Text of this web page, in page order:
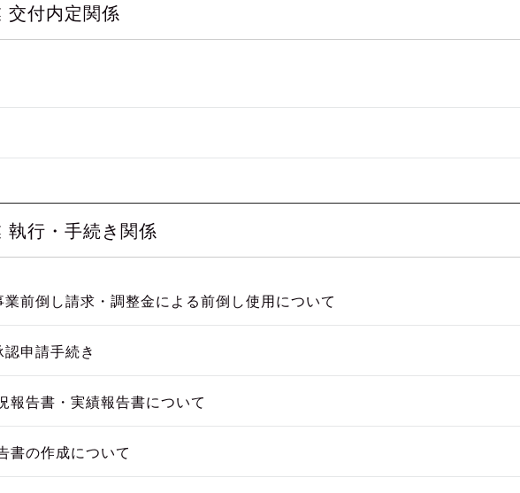
交付内定関係
執行・手続き関係
前倒し請求・調整金による前倒し使用について
申請手続き
報告書・実績報告書について
書の作成について